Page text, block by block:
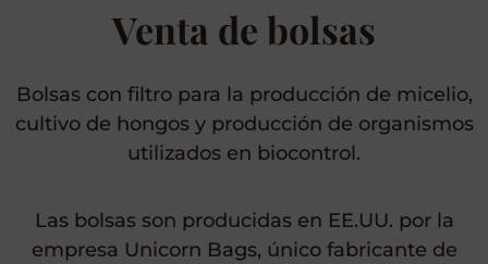
Venta de bolsas
Bolsas con filtro para la producción de micelio,
cultivo de hongos y producción de organismos
utilizados en biocontrol.
Las bolsas son producidas en EE.UU. por la
empresa Unicorn Bags, único fabricante de